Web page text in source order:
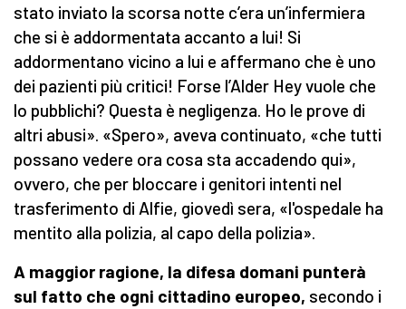
stato inviato la scorsa notte c’era un’infermiera
che si è addormentata accanto a lui! Si
addormentano vicino a lui e affermano che è uno
dei pazienti più critici! Forse l’Alder Hey vuole che
lo pubblichi? Questa è negligenza. Ho le prove di
altri abusi». «Spero», aveva continuato, «che tutti
possano vedere ora cosa sta accadendo qui»,
ovvero, che per bloccare i genitori intenti nel
trasferimento di Alfie, giovedì sera, «l'ospedale ha
mentito alla polizia, al capo della polizia».
A maggior ragione, la difesa domani punterà
sul fatto che ogni cittadino europeo, secondo i